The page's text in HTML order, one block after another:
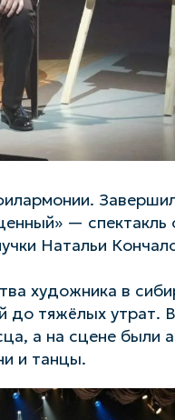
— спектакль
Натальи
художника в
до тяжёлых утрат.
а на сцене были
и танцы.